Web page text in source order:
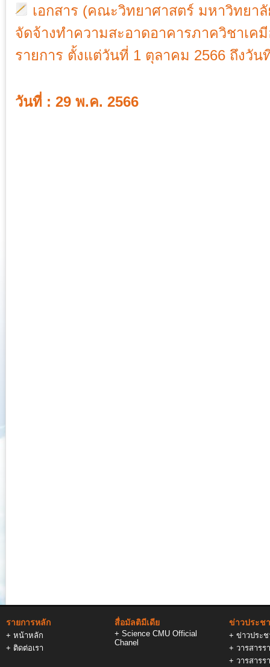
เอกสาร (คณะวิทยาศาสตร์ มหาวิทยา
จัดจ้างทำความสะอาดอาคารภาควิชาเค
รายการ ตั้งแต่วันที่ 1 ตุลาคม 2566 ถึงวัน
วันที่ : 29 พ.ค. 2566
รายการหลัก
+ หน้าหลัก
+ ติดต่อเรา
สื่อมัลติมีเดีย
+ Science CMU Official
Chanel
ข่าวประช
+ ข่าวประ
+ วารสารร
+ วารสารร